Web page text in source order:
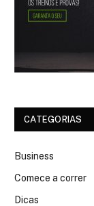
CATEGORIAS
Business
Comece a correr
Dicas